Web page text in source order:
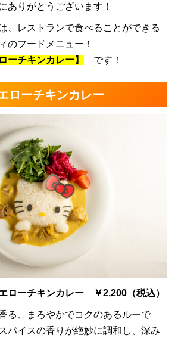
ありがとうございます！
、レストランで食べることができる
のフードメニュー！
ーチキンカレー】 です！
ローチキンカレー
ローチキンカレー ￥2,200（税込）
る、まろやかでコクのあるルーで
パイスの香りが絶妙に調和し、深み